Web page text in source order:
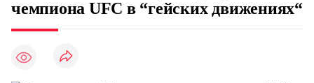
чемпиона UFC в “гейских движениях“